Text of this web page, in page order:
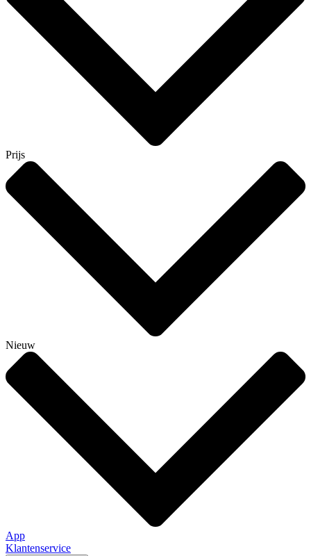
Prijs
Nieuw
App
Klantenservice